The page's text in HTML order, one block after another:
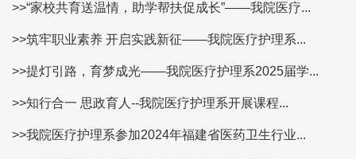
>>“家校共育送温情，助学帮扶促成长”——我院医疗...
>>筑牢职业素养 开启实践新征——我院医疗护理系...
>>提灯引路，育梦成光——我院医疗护理系2025届学...
>>知行合一 思政育人--我院医疗护理系开展课程...
>>我院医疗护理系参加2024年福建省医药卫生行业...